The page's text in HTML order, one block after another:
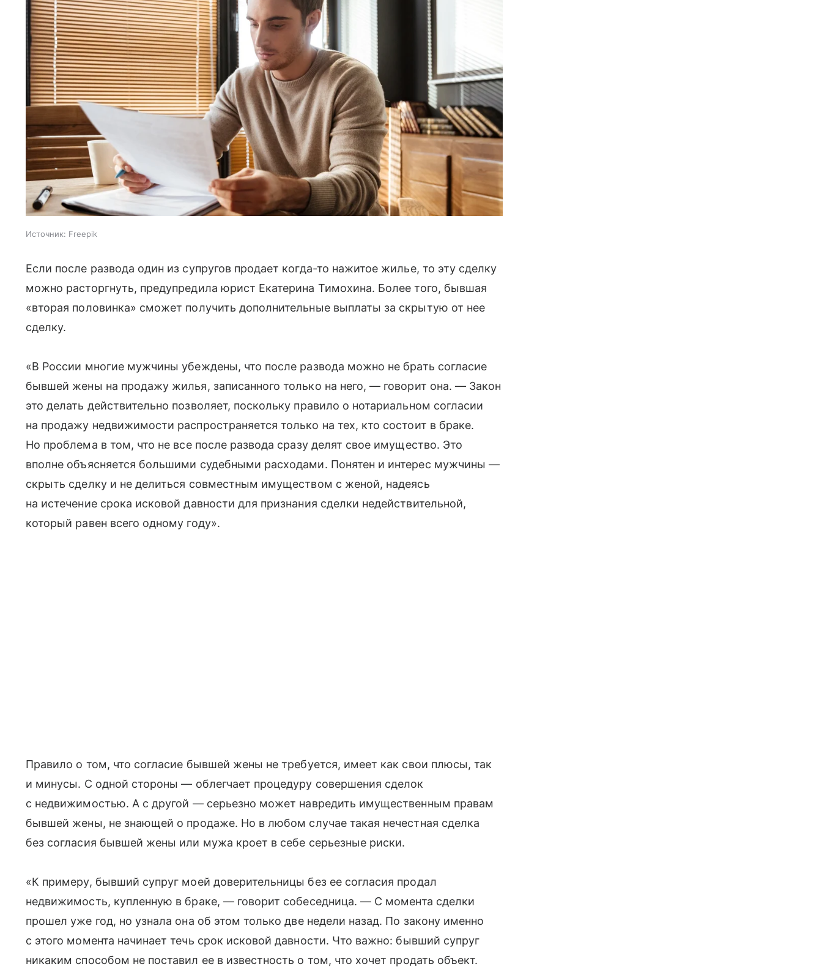
Источник: Freepik
Если после развода один из супругов продает когда-то нажитое жилье, то эту сделку
можно расторгнуть, предупредила юрист Екатерина Тимохина. Более того, бывшая
«вторая половинка» сможет получить дополнительные выплаты за скрытую от нее
сделку.
«В России многие мужчины убеждены, что после развода можно не брать согласие
бывшей жены на продажу жилья, записанного только на него, — говорит она. — Закон
это делать действительно позволяет, поскольку правило о нотариальном согласии
на продажу недвижимости распространяется только на тех, кто состоит в браке.
Но проблема в том, что не все после развода сразу делят свое имущество. Это
вполне объясняется большими судебными расходами. Понятен и интерес мужчины —
скрыть сделку и не делиться совместным имуществом с женой, надеясь
на истечение срока исковой давности для признания сделки недействительной,
который равен всего одному году».
Правило о том, что согласие бывшей жены не требуется, имеет как свои плюсы, так
и минусы. С одной стороны — облегчает процедуру совершения сделок
с недвижимостью. А с другой — серьезно может навредить имущественным правам
бывшей жены, не знающей о продаже. Но в любом случае такая нечестная сделка
без согласия бывшей жены или мужа кроет в себе серьезные риски.
«К примеру, бывший супруг моей доверительницы без ее согласия продал
недвижимость, купленную в браке, — говорит собеседница. — С момента сделки
прошел уже год, но узнала она об этом только две недели назад. По закону именно
с этого момента начинает течь срок исковой давности. Что важно: бывший супруг
никаким способом не поставил ее в известность о том, что хочет продать объект.